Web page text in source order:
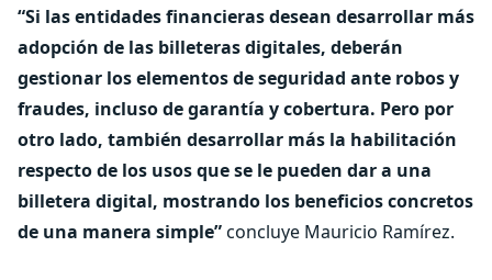
“Si las entidades financieras desean desarrollar más
adopción de las billeteras digitales, deberán
gestionar los elementos de seguridad ante robos y
fraudes, incluso de garantía y cobertura. Pero por
otro lado, también desarrollar más la habilitación
respecto de los usos que se le pueden dar a una
billetera digital, mostrando los beneficios concretos
de una manera simple”concluye Mauricio Ramírez.